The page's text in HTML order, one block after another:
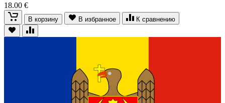
18.00 €
В корзину В избранное К сравнению